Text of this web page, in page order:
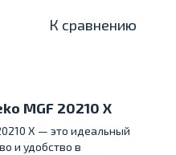
К сравнению
MGF 20210 X
X — это идеальный
и удобство в